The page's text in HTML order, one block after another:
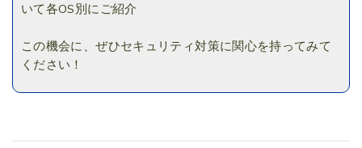
いて各OS別にご紹介
この機会に、ぜひセキュリティ対策に関心を持ってみて
ください！